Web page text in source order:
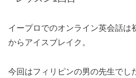
イープロでのオンライン英会話は
からアイスブレイク。
今回はフィリピンの男の先生でし